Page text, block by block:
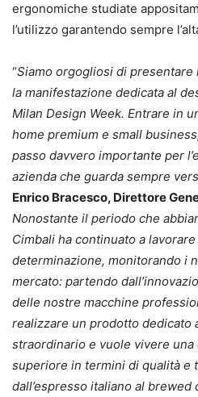
ergonomiche studiate
l’utilizzo garantendo sempre
“Siamo orgogliosi di presentare
la manifestazione dedicata al
Milan Design Week. Entrare in
home premium e small
passo davvero importante per
azienda che guarda sempre
Enrico Bracesco, Direttore
Nonostante il periodo che
Cimbali ha continuato a
determinazione, monitorando i
mercato: partendo
delle nostre macchine
realizzare un prodotto dedicato
straordinario e vuole vivere
superiore in termini di qualità e
dall’espresso italiano al brewed